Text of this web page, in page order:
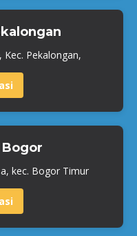
Kec. Pekalongan,
kec. Bogor Timur